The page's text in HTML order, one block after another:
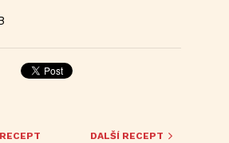
DALŠÍ RECEPT